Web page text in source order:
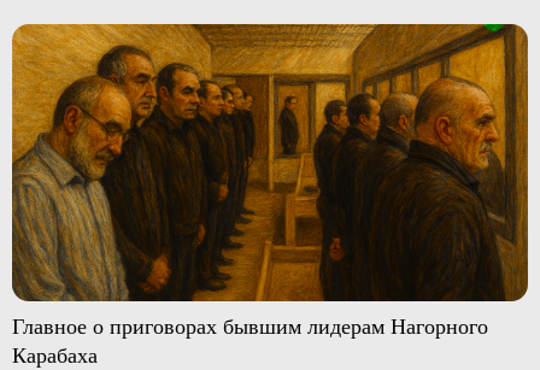
Главное о приговорах бывшим лидерам Нагорного
Карабаха